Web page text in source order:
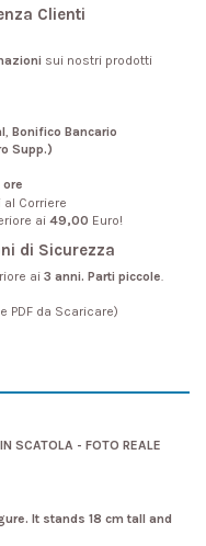
Clienti
sui nostri prodotti
, Bonifico Bancario
Supp.)
Corriere
ai 49,00 Euro!
di Sicurezza
ai 3 anni. Parti piccole.
PDF da Scaricare)
SCATOLA - FOTO REALE
It stands 18 cm tall and